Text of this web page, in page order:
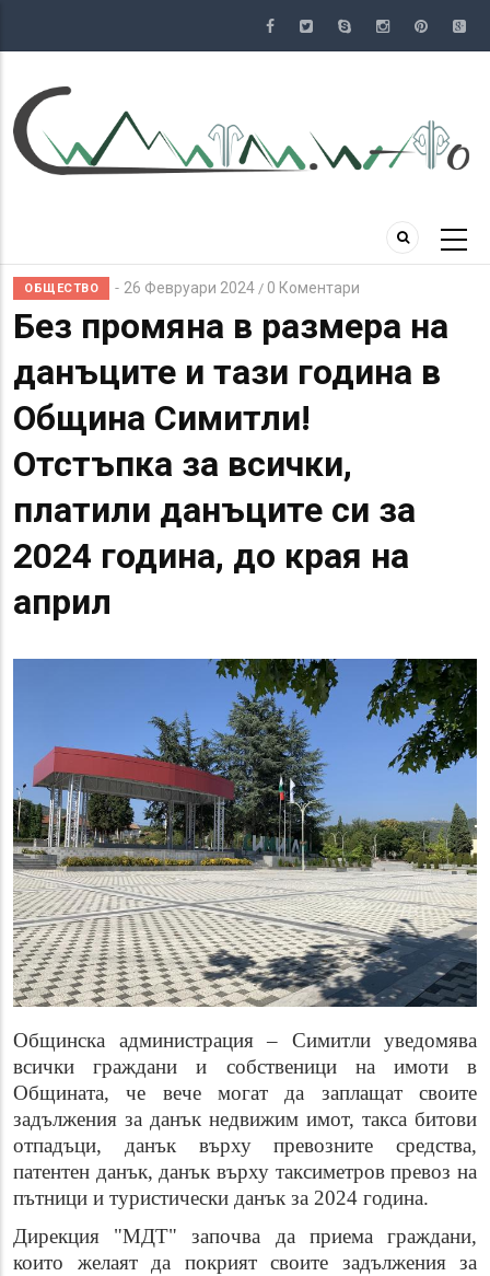
съдържание
ОБЩЕСТВО 26 Февруари 2024 / 0 Коментари
Без промяна в размера на
данъците и тази година в
Община Симитли!
Отстъпка за всички,
платили данъците си за
2024 година, до края на
април
Общинска администрация – Симитли уведомява
всички граждании собственици на имоти в
Общината, че вечемогат да заплащатсвоите
задължения за данък недвижим имот, такса битови
отпадъци, данък върху превозните средства,
патентен данък, данък върху таксиметров превоз на
пътници и туристически данък за 2024 година.
Дирекция "МДТ" започва да приема граждани,
които желаят да покрият своите задължения за